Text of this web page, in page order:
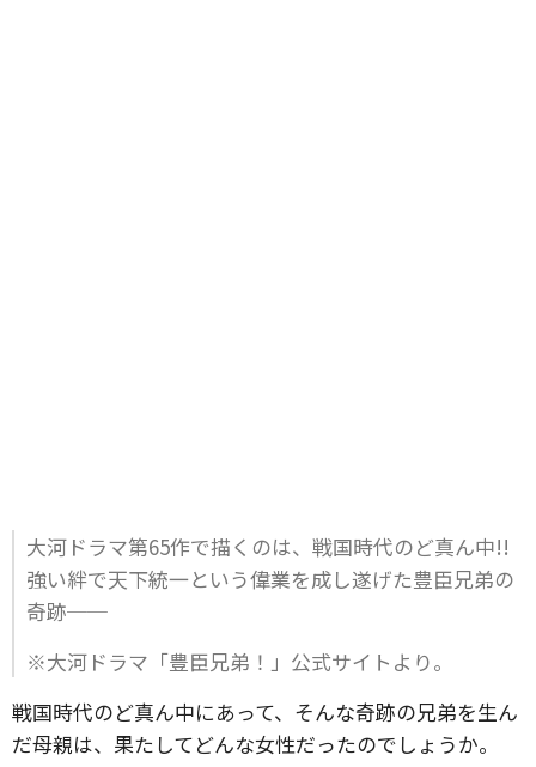
大河ドラマ第65作で描くのは、戦国時代のど真ん中!!
強い絆で天下統一という偉業を成し遂げた豊臣兄弟の
奇跡──
※大河ドラマ「豊臣兄弟！」公式サイトより。
戦国時代のど真ん中にあって、そんな奇跡の兄弟を生ん
だ母親は、果たしてどんな女性だったのでしょうか。